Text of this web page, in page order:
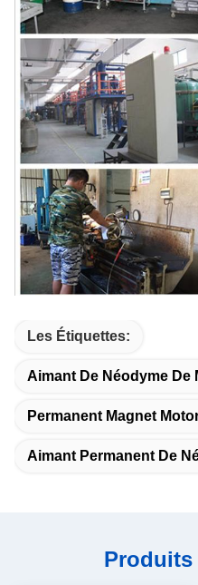
Les Étiquettes:
Aimant De Néodyme De
Permanent Magnet
Aimant Permanent De
Produits